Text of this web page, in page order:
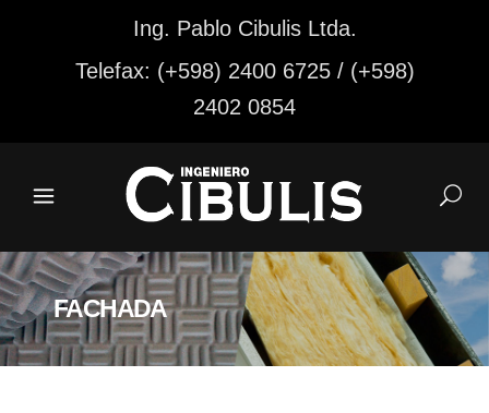
Ing. Pablo Cibulis Ltda.
Telefax: (+598) 2400 6725 / (+598)
2402 0854
FACHADA